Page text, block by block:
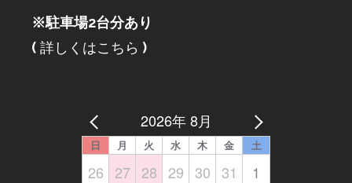
※駐車場2台分あり
( 詳しくはこちら )
2026年 8月
日 月 火 水 木 金 土
26 27 28 29 30 31
1